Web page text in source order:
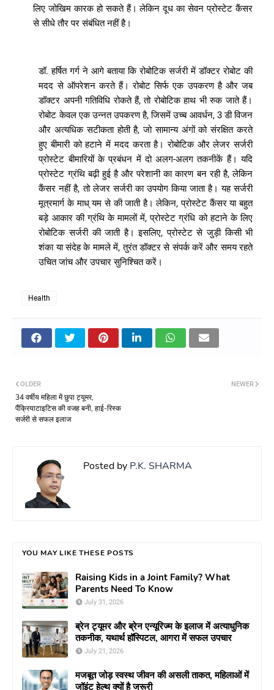
लिए जोखिम कारक हो सकते हैं। लेकिन दूध का सेवन प्रोस्टेट कैंसर
से सीधे तौर पर संबंधित नहीं है।
डॉ.हर्षित गर्ग ने आगे बताया कि रोबोटिक सर्जरी में डॉक्टर रोबोट की
मदद से ऑपरेशन करते हैं। रोबोट सिर्फ एक उपकरण है और जब
डॉक्टर अपनी गतिविधि रोकते हैं,तो रोबोटिक हाथ भी रुक जाते हैं।
रोबोट केवल एक उन्नत उपकरण है,जिसमें उच्ब आवर्धन, 3डी विजन
और अत्यधिक सटीकता होती है,जो सामान्य अंगों को संरक्षित करते
हुए बीमारी को हटाने में मदद करता है। रोबोटिक और लेजर सर्जरी
प्रोस्टेट बीमारियों के प्रबंधन में दो अलग-अलग तकनीकें हैं। यदि
प्रोस्टेट ग्रंथि बढ़ी हुई है और परेशानी का कारण बन रही है,लेकिन
कैंसर नहीं है,तो लेजर सर्जरी का उपयोग किया जाता है। यह सर्जरी
मूत्रमार्ग के माध् यम से की जाती है। लेकिन,प्रोस्टेट कैंसर या बहुत
बड़े आकार की ग्रंथि के मामलों में,प्रोस्टेट ग्रंधि को हटाने के लिए
रोबोटिक सर्जरी की जाती है। इसलिए,प्रोस्टेट से जुड़ी किसी भी
शंका या संदेह के मामले में,तुरंत डॉक्टर से संपर्क करें और समय रहते
उचित जांच और उपचार सुनिश्चित करें।
Health
NEWER
OLDER
34 वर्षीय महिला में छुपा ट्यूमर,
पैंक्रियाटाइटिस की वजह बनी, हाई-रिस्क
सर्जरी से सफल इलाज
Posted by P.K. SHARMA
YOU MAY LIKE THESE POSTS
Raising Kids in a Joint Family? What
Parents Need To Know
July 31, 2026
ब्रेन ट्यूमर और ब्रेन एन्यूरिज्म के इलाज में अत्याधुनिक
तकनीक, यथार्थ हॉस्पिटल, आगरा में सफल उपचार
July 21, 2026
मजबूत जोड़ स्वस्थ जीवन की असली ताकत, महिलाओं में
जॉइंट हेल्थ क्यों है जरूरी